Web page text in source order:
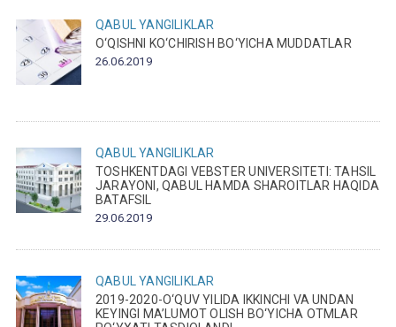
QABUL
YANGILIKLAR
O‘QISHNI KO‘CHIRISH BO‘YICHA MUDDATLAR
26.06.2019
QABUL
YANGILIKLAR
TOSHKENTDAGI VEBSTER UNIVERSITETI: TAHSIL
JARAYONI, QABUL HAMDA SHAROITLAR HAQIDA
BATAFSIL
29.06.2019
QABUL
YANGILIKLAR
2019-2020-O‘QUV YILIDA IKKINCHI VA UNDAN
KEYINGI MA’LUMOT OLISH BO‘YICHA OTMLAR